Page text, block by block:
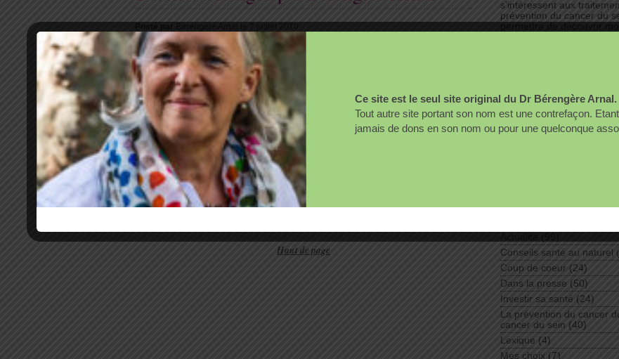
L’ouvrage de Colette Bacchetta consacré à la manupressure pour soulager
la douleur s’ouvre sur une dédicace à une femme, une femme d’un certain
à¢ge, d’une nature robuste, forgée au labeur et aux épreuves de la vie,
digne, discrète, attentive et attentionnée, qui regardant l’auteuredessiner
ses planches et parfaire son manuscrit, pendant un séjour en Haà¯ti, […]
Facebook
Twitter
MySpace
PrintFriendly
Rubrique: Préfaces d'ouvrages sur la phytothérapie
commenter
Mots-clés:Pied
Haut de page
s’intéressent aux
prévention du cancer du
Rechercher :
Rubriques
Conseils santé au naturel
Coup de coeur (24)
Dans la presse (50)
Investir sa santé (24)
La prévention du cancer
cancer du sein (40)
Lexique (4)
Mes choix (7)
Ce site est le seul site original du Dr Bérengère Arnal.
Tout autre site portant son nom est une contrefaçon.
jamais de dons en son nom ou pour une quelconque